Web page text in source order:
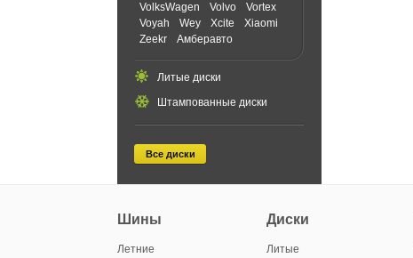
VolksWagen
Volvo
Vortex
Voyah
Wey Xcite
Xiaomi
Zeekr
Амберавто
Литые диски
Штампованные диски
Все диски
Шины
Летние
Диски
Литые